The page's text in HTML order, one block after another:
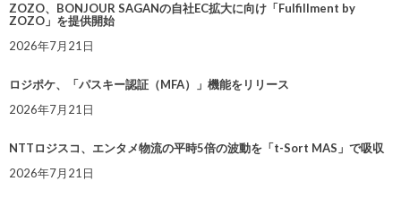
ZOZO、BONJOUR SAGANの自社EC拡大に向け「Fulfillment by
ZOZO」を提供開始
2026年7月21日
ロジポケ、「パスキー認証（MFA）」機能をリリース
2026年7月21日
NTTロジスコ、エンタメ物流の平時5倍の波動を「t-Sort MAS」で吸収
2026年7月21日